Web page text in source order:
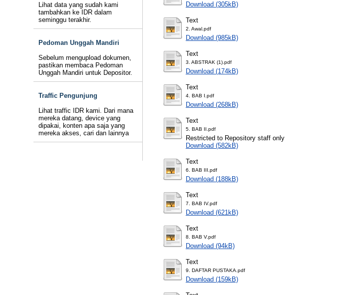
Lihat data yang sudah kami
tambahkan ke IDR dalam
seminggu terakhir.
Pedoman Unggah Mandiri
Sebelum mengupload dokumen,
pastikan membaca Pedoman
Unggah Mandiri untuk Depositor.
Traffic Pengunjung
Lihat traffic IDR kami. Dari mana
mereka datang, device yang
dipakai, konten apa saja yang
mereka akses, cari dan lainnya
Download (305kB)
Text
2. Awal.pdf
Download (985kB)
Text
3. ABSTRAK (1).pdf
Download (174kB)
Text
4. BAB I.pdf
Download (268kB)
Text
5. BAB II.pdf
Restricted to Repository staff only
Download (582kB)
Text
6. BAB III.pdf
Download (188kB)
Text
7. BAB IV.pdf
Download (621kB)
Text
8. BAB V.pdf
Download (94kB)
Text
9. DAFTAR PUSTAKA.pdf
Download (159kB)